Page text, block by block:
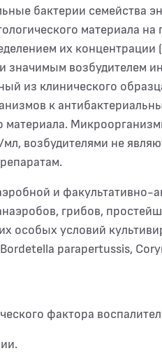
бактерии семейства
материала
их концентрации
значимым возбудителем
из клинического
к
материала.
возбудителями не
и
грибов,
особых условий
parapertussis,
фактора